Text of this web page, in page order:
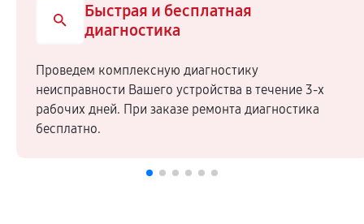
Быстрая и бесплатная
диагностика
Проведем комплексную диагностику
неисправности Вашего устройства в течение 3-х
рабочих дней. При заказе ремонта диагностика
бесплатно.